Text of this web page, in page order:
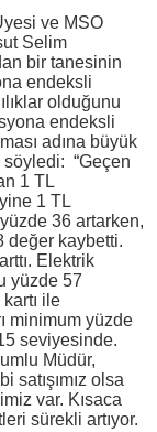
ve MSO
Selim
bir tanesinin
endeksli
olduğunu
endeksli
adına büyük
söyledi: “Geçen
1 TL
1 TL
36 artarken,
değer kaybetti.
Elektrik
yüzde 57
kartı ile
minimum yüzde
seviyesinde.
Müdür,
olsa
var. Kısaca
sürekli artıyor.